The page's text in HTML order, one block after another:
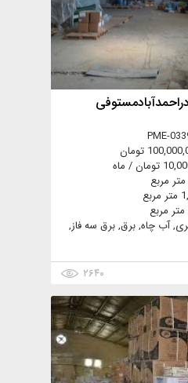
PME-
تومان
/ ماه
آب چاه, برق, برق سه فاز,
۲۶۴۰